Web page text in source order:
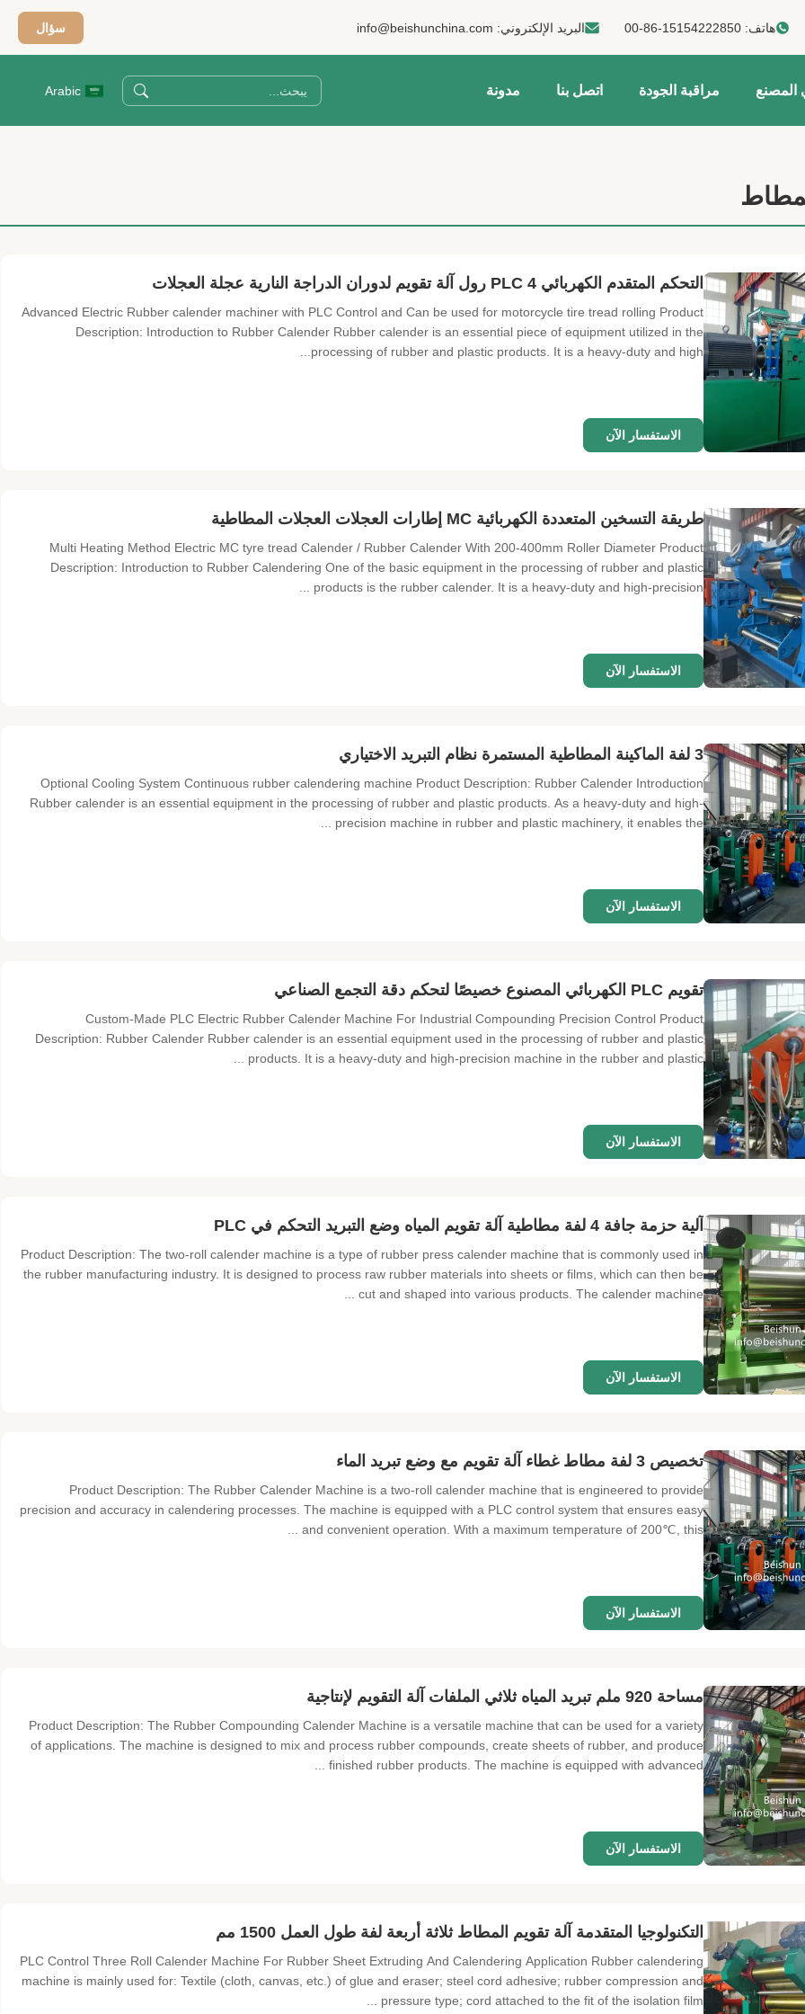
هاتف:00-86-15154222850 البريد الإلكتروني: info@beishunchina.com سؤال
المصنع مراقبة الجودة اتصل بنا مدونة Arabic
التحكم المتقدم الكهربائي PLC 4 رول آلة تقويم لدوران الدراجة النارية عجلة العجلات
Advanced Electric Rubber calender machiner with PLC Control and Can be used for motorcycle tire tread rolling Product
Description: Introduction to Rubber Calender Rubber calender is an essential piece of equipment utilized in the
processing of rubber and plastic products. It is a heavy-duty and high...
الاستفسار الآن
طريقة التسخين المتعددة الكهربائية MC إطارات العجلات العجلات المطاطية
Multi Heating Method Electric MC tyre tread Calender / Rubber Calender With 200-400mm Roller Diameter Product
Description: Introduction to Rubber Calendering One of the basic equipment in the processing of rubber and plastic
products is the rubber calender. It is a heavy-duty and high-precision ...
الاستفسار الآن
3 لفة الماكينة المطاطية المستمرة نظام التبريد الاختياري
Optional Cooling System Continuous rubber calendering machine Product Description: Rubber Calender Introduction
Rubber calender is an essential equipment in the processing of rubber and plastic products. As a heavy-duty and high-
precision machine in rubber and plastic machinery, it enables the ...
الاستفسار الآن
تقويم PLC الكهربائي المصنوع خصيصًا لتحكم دقة التجمع الصناعي
Custom-Made PLC Electric Rubber Calender Machine For Industrial Compounding Precision Control Product
Description: Rubber Calender Rubber calender is an essential equipment used in the processing of rubber and plastic
products. It is a heavy-duty and high-precision machine in the rubber and plastic ...
الاستفسار الآن
آلية حزمة جافة 4 لفة مطاطية آلة تقويم المياه وضع التبريد التحكم في PLC
Product Description: The two-roll calender machine is a type of rubber press calender machine that is commonly used in
the rubber manufacturing industry. It is designed to process raw rubber materials into sheets or films, which can then be
cut and shaped into various products. The calender machine ...
الاستفسار الآن
تخصيص 3 لفة مطاط غطاء آلة تقويم مع وضع تبريد الماء
Product Description: The Rubber Calender Machine is a two-roll calender machine that is engineered to provide
precision and accuracy in calendering processes. The machine is equipped with a PLC control system that ensures easy
and convenient operation. With a maximum temperature of 200℃, this ...
الاستفسار الآن
مساحة 920 ملم تبريد المياه ثلاثي الملفات آلة التقويم لإنتاجية
Product Description: The Rubber Compounding Calender Machine is a versatile machine that can be used for a variety
of applications. The machine is designed to mix and process rubber compounds, create sheets of rubber, and produce
finished rubber products. The machine is equipped with advanced ...
الاستفسار الآن
التكنولوجيا المتقدمة آلة تقويم المطاط ثلاثة أربعة لفة طول العمل 1500 مم
PLC Control Three Roll Calender Machine For Rubber Sheet Extruding And Calendering Application Rubber calendering
machine is mainly used for: Textile (cloth, canvas, etc.) of glue and eraser; steel cord adhesive; rubber compression and
pressure type; cord attached to the fit of the isolation film ...